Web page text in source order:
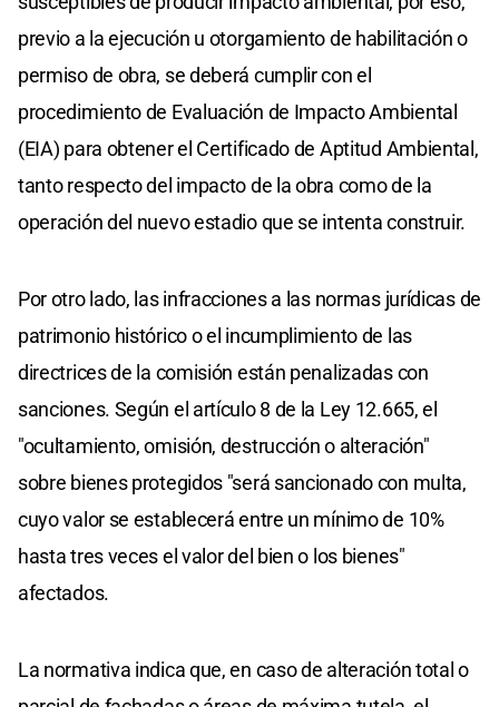
previo a la ejecución u otorgamiento de habilitación o
permiso de obra, se deberá cumplir con el
procedimiento de Evaluación de Impacto Ambiental
(EIA) para obtener el Certificado de Aptitud Ambiental,
tanto respecto del impacto de la obra como de la
operación del nuevo estadio que se intenta construir.
Por otro lado, las infracciones a las normas jurídicas de
patrimonio histórico o el incumplimiento de las
directrices de la comisión están penalizadas con
sanciones. Según el artículo 8 de la Ley 12.665, el
"ocultamiento, omisión, destrucción o alteración"
sobre bienes protegidos "será sancionado con multa,
cuyo valor se establecerá entre un mínimo de 10%
hasta tres veces el valor del bien o los bienes"
afectados.
La normativa indica que, en caso de alteración total o